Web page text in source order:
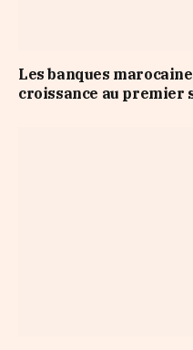
Les banques
croissance au premier